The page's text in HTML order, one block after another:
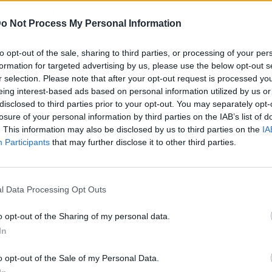
Not Process My Personal Information
opt-out of the sale, sharing to third parties, or processing of your
for targeted advertising by us, please use the below opt-out
selection. Please note that after your opt-out request is processed
interest-based ads based on personal information utilized by us
to third parties prior to your opt-out. You may separately
of your personal information by third parties on the IAB’s list of
This information may also be disclosed by us to third parties on the
Participants that may further disclose it to other third parties.
Data Processing Opt Outs
opt-out of the Sharing of my personal data.
opt-out of the Sale of my Personal Data.
celebraciones de la Semana Europea de la
y actividades lúdicas que se desarrollará
este jueves en rueda de prensa por el
Movilidad Sostenible, María José Roca,
que “para el grupo de Gobierno la
la ciudad, ya que se enmarca dentro de una
de todos los que vivimos en el municipio. El
el mejor legado que le podemos dejar a las